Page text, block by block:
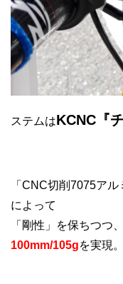
ステムはKCNC『
「CNC切削7075ア
によって
「剛性」を保ちつつ
100mm/105gを実現。